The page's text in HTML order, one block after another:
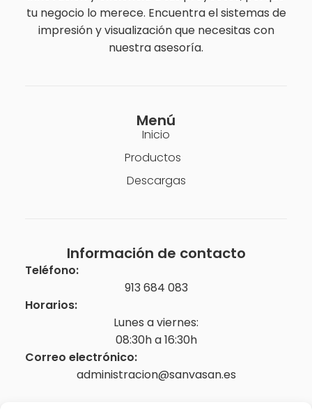
tu negocio lo merece. Encuentra el sistemas de
impresión y visualización que necesitas con
nuestra asesoría.
Menú
Inicio
Productos
Descargas
Información de contacto
Teléfono:
913 684 083
Horarios:
Lunes a viernes:
08:30h a 16:30h
Correo electrónico:
administracion@sanvasan.es